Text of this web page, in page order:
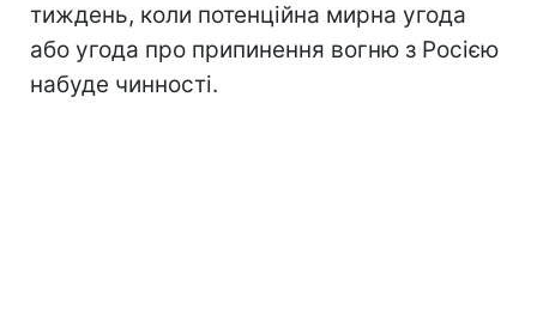
тиждень, коли потенційна мирна угода
або угода про припинення вогню з Росією
набуде чинності.